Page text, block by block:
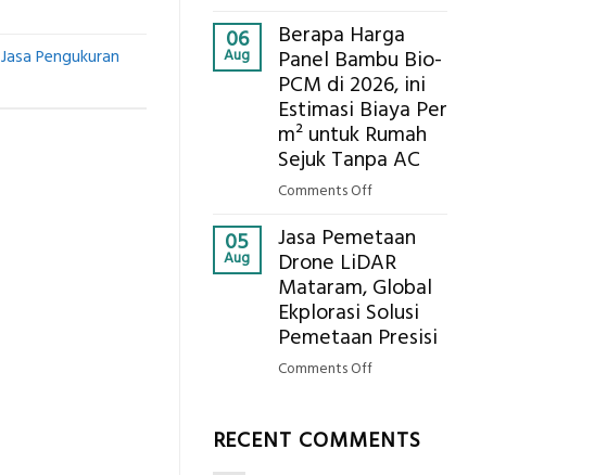
Jasa Pengukuran
Manfaatnya
Pemasangan
Bowplank
Mataram,
Global
Ekplorasi.Menggunakan
Alat
untuk
Hasil
Akurat
06
Aug
Berapa Harga
Panel Bambu Bio-
PCM di 2026, ini
Estimasi Biaya Per
m² untuk Rumah
Sejuk Tanpa AC
Comments Offon
Harga
Panel
Bambu
Bio-
PCM
Estimasi
Biaya
05
Aug
Jasa Pemetaan
Drone LiDAR
Mataram, Global
Ekplorasi Solusi
Pemetaan Presisi
Comments Offon
Drone
RECENT COMMENTS